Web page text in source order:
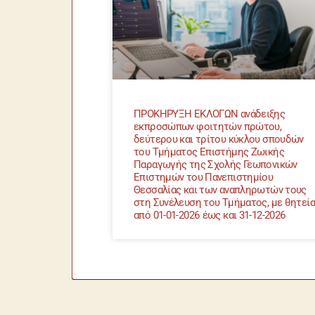
ΠΡΟΚΗΡΥΞΗ ΕΚΛΟΓΩΝ ανάδειξης
εκπροσώπων φοιτητών πρώτου,
δεύτερου και τρίτου κύκλου σπουδών
του Τμήματος Επιστήμης Ζωικής
Παραγωγής της Σχολής Γεωπονικών
Επιστημών του Πανεπιστημίου
Θεσσαλίας και των αναπληρωτών τους
στη Συνέλευση του Τμήματος, με θητεία
από 01-01-2026 έως και 31-12-2026